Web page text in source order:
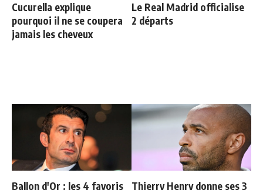
Cucurella explique
pourquoi il ne se coupera
jamais les cheveux
Le Real Madrid officialise
2 départs
Ballon d'Or : les 4 favoris Thierry Henry donne ses 3